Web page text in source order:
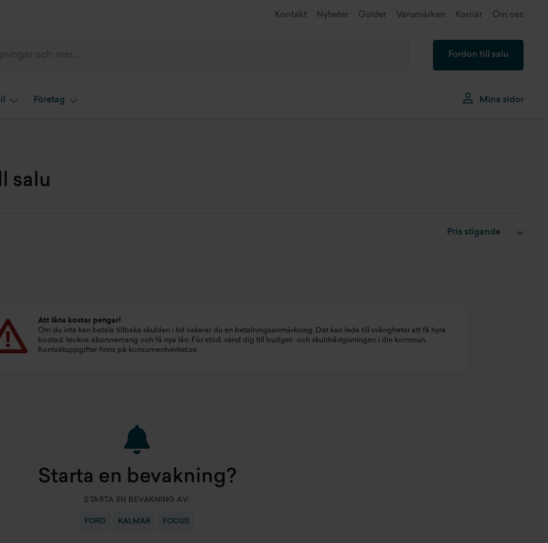
Kontakt Nyheter Guider Varumärken Karriär Om oss
Fordon till salu
Företag Mina sidor
salu
Att låna kostar pengar!
Om du inte kan betala tillbaka skulden i tid riskerar du en betalningsanmärkning. Det kan leda till svårigheter att få hyra
bostad, teckna abonnemang och få nya lån. För stöd, vänd dig till budget- och skuldrådgivningen i din kommun.
Kontaktuppgifter finns på konsumentverket.se.
Starta en bevakning?
STARTA EN BEVAKNING AV:
FORD KALMAR FOCUS